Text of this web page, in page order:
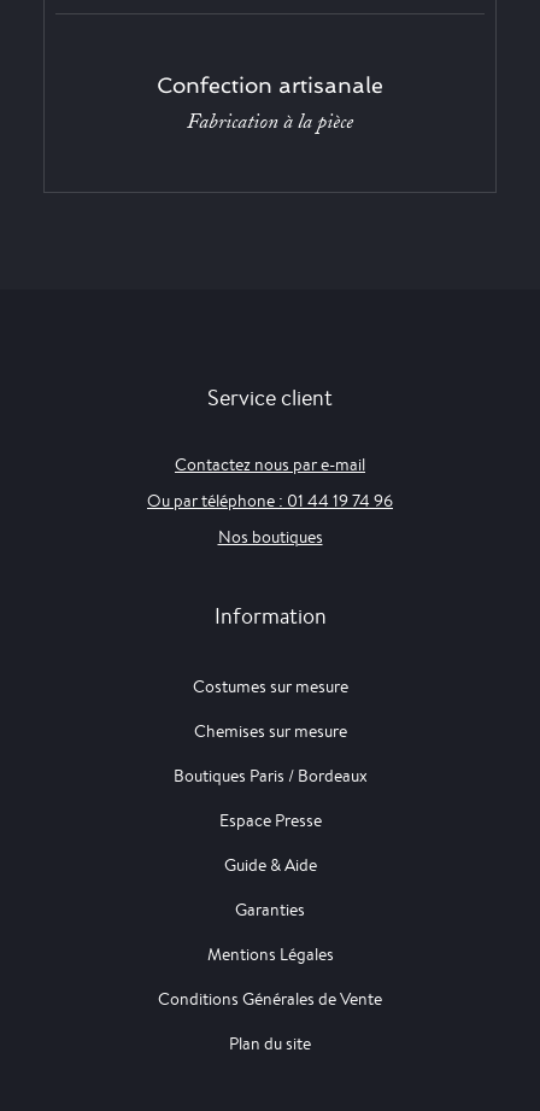
Confection artisanale
Fabrication à la pièce
Service client
Contactez nous par e-mail
Ou par téléphone : 01 44 19 74 96
Nos boutiques
Information
Costumes sur mesure
Chemises sur mesure
Boutiques Paris / Bordeaux
Espace Presse
Guide & Aide
Garanties
Mentions Légales
Conditions Générales de Vente
Plan du site